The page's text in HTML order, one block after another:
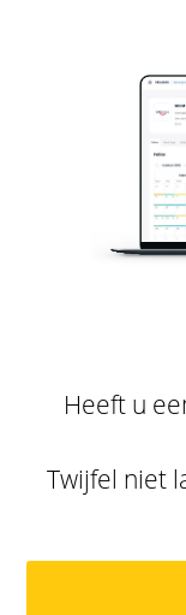
Heeft u
Twijfel niet